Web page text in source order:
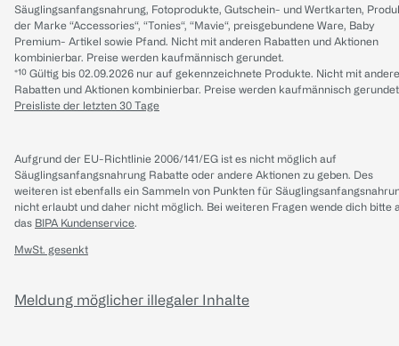
Säuglingsanfangsnahrung, Fotoprodukte, Gutschein- und Wertkarten,
der Marke “Accessories“, “Tonies“, “Mavie“, preisgebundene Ware, Baby
Premium- Artikel sowie Pfand. Nicht mit anderen Rabatten und Aktionen
kombinierbar. Preise werden kaufmännisch gerundet.
*¹⁰ Gültig bis 02.09.2026 nur auf gekennzeichnete Produkte. Nicht mit
Rabatten und Aktionen kombinierbar. Preise werden kaufmännisch
Preisliste der letzten 30 Tage
Aufgrund der EU-Richtlinie 2006/141/EG ist es nicht möglich auf
Säuglingsanfangsnahrung Rabatte oder andere Aktionen zu geben. Des
weiteren ist ebenfalls ein Sammeln von Punkten für
nicht erlaubt und daher nicht möglich. Bei weiteren Fragen wende dich bitte
das BIPA Kundenservice.
MwSt. gesenkt
Meldung möglicher illegaler Inhalte